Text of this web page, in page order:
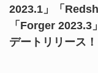
2023.1」「
「Forger
デートリリース！